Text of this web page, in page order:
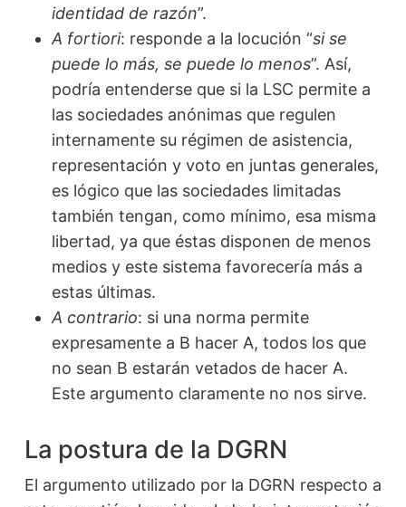
identidad de razón”.
A fortiori: responde a la locución “si se
puede lo más, se puede lo menos”. Así,
podría entenderse que si la LSC permite a
las sociedades anónimas que regulen
internamente su régimen de asistencia,
representación y voto en juntas generales,
es lógico que las sociedades limitadas
también tengan, como mínimo, esa misma
libertad, ya que éstas disponen de menos
medios y este sistema favorecería más a
estas últimas.
A contrario: si una norma permite
expresamente a B hacer A, todos los que
no sean B estarán vetados de hacer A.
Este argumento claramente no nos sirve.
La postura de la DGRN
El argumento utilizado por la DGRN respecto a